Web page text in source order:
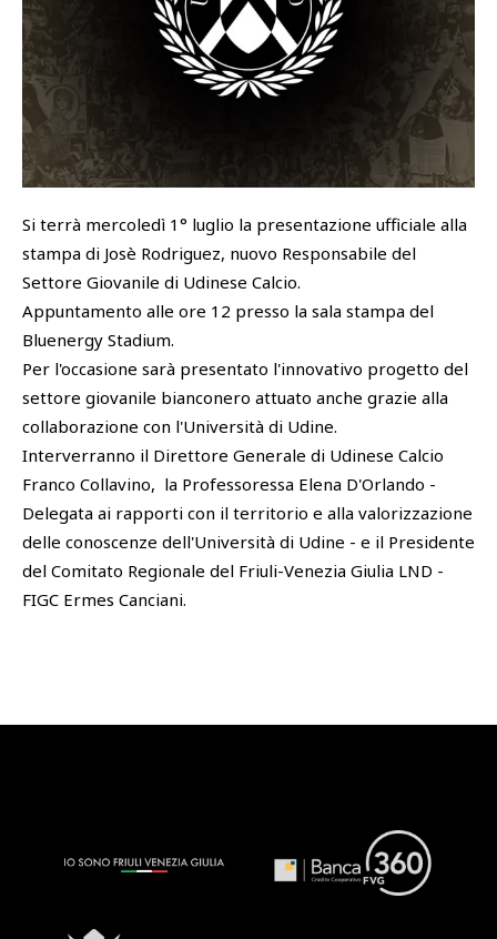
Classifiche
Cattedra Universidad Europea
SQUADRE
SHOP
Si terrà mercoledì 1° luglio la presentazione ufficiale alla
stampa di Josè Rodriguez, nuovo Responsabile del
Settore Giovanile di Udinese Calcio.
Appuntamento alle ore 12 presso la sala stampa del
Bluenergy Stadium.
Per l'occasione sarà presentato l'innovativo progetto del
settore giovanile bianconero attuato anche grazie alla
collaborazione con l'Università di Udine.
Interverranno il Direttore Generale di Udinese Calcio
Franco Collavino, la Professoressa Elena D'Orlando -
Delegata ai rapporti con il territorio e alla valorizzazione
delle conoscenze dell'Università di Udine - e il Presidente
del Comitato Regionale del Friuli-Venezia Giulia LND -
FIGC Ermes Canciani.